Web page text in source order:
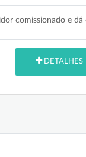
comissionado e
DETALHES